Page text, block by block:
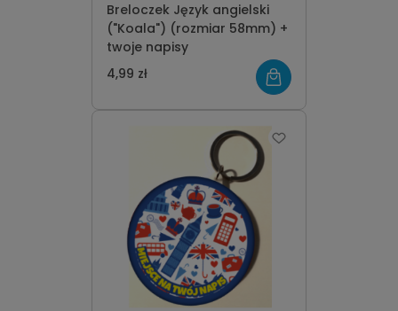
Breloczek Język angielski
("Koala") (rozmiar 58mm) +
twoje napisy
4,99 zł